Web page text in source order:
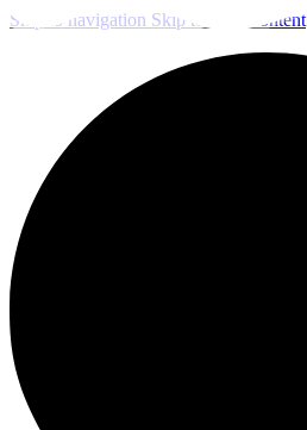
Skip to navigation Skip to main content